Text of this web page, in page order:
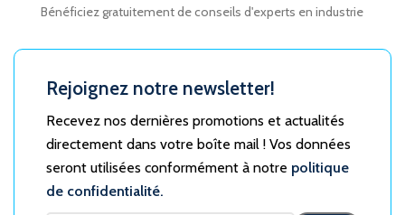
Bénéficiez gratuitement de conseils d'experts en industrie
Rejoignez notre newsletter!
Recevez nos dernières promotions et actualités
directement dans votre boîte mail ! Vos données
seront utilisées conformément à notre politique
de confidentialité.